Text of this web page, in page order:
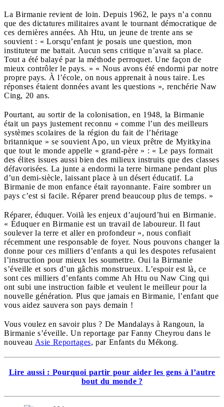
La Birmanie revient de loin. Depuis 1962, le pays n’a connu
que des dictatures militaires avant le tournant démocratique de
ces dernières années. Ah Htu, un jeune de trente ans se
souvient : « Lorsqu’enfant je posais une question, mon
instituteur me battait. Aucun sens critique n’avait sa place.
Tout a été balayé par la méthode perroquet. Une façon de
mieux contrôler le pays. » « Nous avons été endormi par notre
propre pays. À l’école, on nous apprenait à nous taire. Les
réponses étaient données avant les questions », renchérie Naw
Cing, 20 ans.
Pourtant, au sortir de la colonisation, en 1948, la Birmanie
était un pays justement reconnu « comme l’un des meilleurs
systèmes scolaires de la région du fait de l’héritage
britannique » se souvient Apo, un vieux prêtre de Myitkyina
que tout le monde appelle « grand-père » : « Le pays formait
des élites issues aussi bien des milieux instruits que des classes
défavorisées. La junte a endormi la terre birmane pendant plus
d’un demi-siècle, laissant place à un désert éducatif. La
Birmanie de mon enfance était rayonnante. Faire sombrer un
pays c’est si facile. Réparer prend beaucoup plus de temps. »
Réparer, éduquer. Voilà les enjeux d’aujourd’hui en Birmanie.
« Éduquer en Birmanie est un travail de laboureur. Il faut
soulever la terre et aller en profondeur », nous confiait
récemment une responsable de foyer. Nous pouvons changer la
donne pour ces milliers d’enfants a qui les despotes refusaient
l’instruction pour mieux les soumettre. Oui la Birmanie
s’éveille et sors d’un gâchis monstrueux. L’espoir est là, ce
sont ces milliers d’enfants comme Ah Htu ou Naw Cing qui
ont subi une instruction faible et veulent le meilleur pour la
nouvelle génération. Plus que jamais en Birmanie, l’enfant que
vous aidez sauvera son pays demain !
Vous voulez en savoir plus ? De Mandalays à Rangoun, la
Birmanie s’éveille. Un reportage par Fanny Cheyrou dans le
nouveau Asie Reportages, par Enfants du Mékong.
Lire aussi : Pourquoi partir pour aider les gens à l’autre
bout du monde ?